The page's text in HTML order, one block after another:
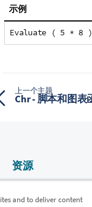
示例
Evaluate ( 5 * 8 )
上一个主题
Chr - 脚本和图表
资源
and to deliver content